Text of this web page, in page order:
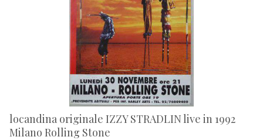
locandina originale IZZY STRADLIN live in 1992
Milano Rolling Stone